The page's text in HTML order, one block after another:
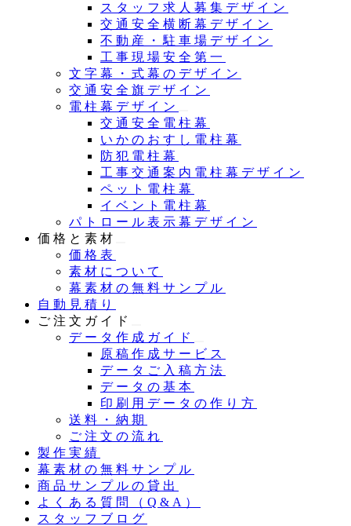
スタッフ求人募集デザイン
交通安全横断幕デザイン
不動産・駐車場デザイン
工事現場安全第一
文字幕・式幕のデザイン
交通安全旗デザイン
電柱幕デザイン
交通安全電柱幕
いかのおすし電柱幕
防犯電柱幕
工事交通案内電柱幕デザイン
ペット電柱幕
イベント電柱幕
パトロール表示幕デザイン
価格と素材
価格表
素材について
幕素材の無料サンプル
自動見積り
ご注文ガイド
データ作成ガイド
原稿作成サービス
データご入稿方法
データの基本
印刷用データの作り方
送料・納期
ご注文の流れ
製作実績
幕素材の無料サンプル
商品サンプルの貸出
よくある質問（Q&A）
スタッフブログ